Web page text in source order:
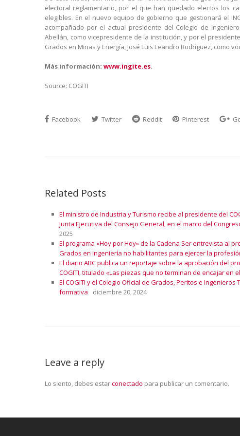
electoral reglamentario, por el que han quedado electos los
elegibles. En el nuevo equipo de gobierno que gestionará el
acompañado por el actual presidente del Colegio de
Abellán, como vicepresidente de la institución, y por el
Grados en Minas y Energía, José Luis Leandro Rodríguez, como
Más información: www.ingite.es.
Source: COGITI
Facebook Twitter Reddit Pinterest
Related Posts
El ministro de Industria y Turismo recibe al presidente del
Junta Ejecutiva del Consejo General, en el marco del
2025
El programa «Hoy por Hoy» de la Cadena Ser entrevista al
Grados en Ingeniería no habilitantes para ejercer la
El diario ABC publica un reportaje sobre la aprobación del
COGITI, titulado «Las piezas que no terminan de encajar en
El COGITI y el Colegio Oficial de Grados, Peritos e
formativa
diciembre 20, 2024
Leave a reply
Lo siento, debes estarconectado para publicar un comentario.